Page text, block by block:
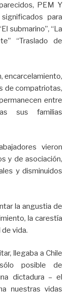
PEM Y
para
submarino”, “La
“Traslado de
encarcelamiento,
de compatriotas,
entre
sus familias
vieron
y de asociación,
y disminuidos
la angustia de
la carestía
vida.
llegaba a Chile
posible de
dictadura – el
nuestras vidas